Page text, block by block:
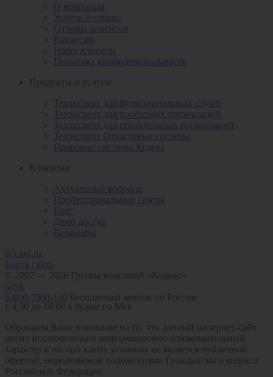
О компании
Услуги и сервис
Отзывы клиентов
Вакансии
Наши клиенты
Политика конфиденциальности
Продукты и услуги
Техэксперт для функциональных служб
Техэксперт для проектных организаций
Техэксперт для строительных организаций
Техэксперт Отраслевые системы
Правовые системы Кодекс
Клиентам
Актуальные вопросы
Профессиональные газеты
Блог
Демо доступ
Вебинары
Карта сайта
© 2007 — 2026 Группа компаний «Кодекс»
8-800-7000-140 Бесплатный звонок по России
с 4:30 до 18:00 в будни по Мск
Обращаем Ваше внимание на то, что данный интернет-сайт
носит исключительно информационно-ознакомительный
характер и ни при каких условиях не является публичной
офертой, определяемой положениями Гражданского кодекса
Российской Федерации